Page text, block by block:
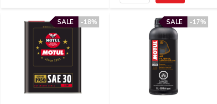
-18%
SALE -17%
SALE